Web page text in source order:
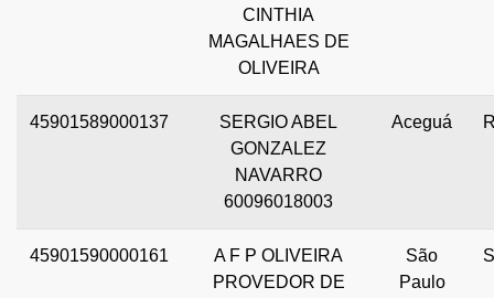
CINTHIA
MAGALHAES DE
OLIVEIRA
45901589000137
SERGIO ABEL
GONZALEZ
NAVARRO
60096018003
Aceguá
45901590000161
A F P OLIVEIRA
PROVEDOR DE
São
Paulo